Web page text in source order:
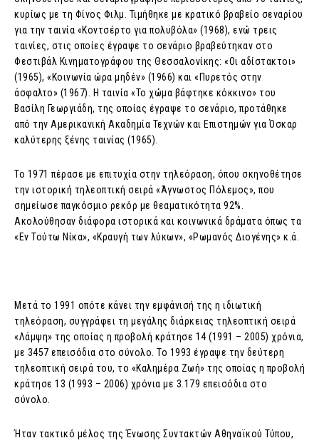
κυρίως με τη Φίνος Φιλμ. Τιμήθηκε με κρατικό βραβείο σεναρίου
για την ταινία «Κοντσέρτο για πολυβόλα» (1968), ενώ τρεις
ταινίες, στις οποίες έγραψε το σενάριο βραβεύτηκαν στο
Φεστιβάλ Κινηματογράφου της Θεσσαλονίκης: «Οι αδίστακτοι»
(1965), «Κοινωνία ώρα μηδέν» (1966) και «Πυρετός στην
άσφαλτο» (1967). Η ταινία «Το χώμα βάφτηκε κόκκινο» του
Βασίλη Γεωργιάδη, της οποίας έγραψε το σενάριο, προτάθηκε
από την Αμερικανική Ακαδημία Τεχνών και Επιστημών για Όσκαρ
καλύτερης ξένης ταινίας (1965).
Το 1971 πέρασε με επιτυχία στην τηλεόραση, όπου σκηνοθέτησε
την ιστορική τηλεοπτική σειρά «Άγνωστος Πόλεμος», που
σημείωσε παγκόσμιο ρεκόρ με θεαματικότητα 92%.
Ακολούθησαν διάφορα ιστορικά και κοινωνικά δράματα όπως τα
«Εν Τούτω Νίκα», «Κραυγή των λύκων», «Ρωμανός Διογένης» κ.ά.
Μετά το 1991 οπότε κάνει την εμφάνισή της η ιδιωτική
τηλεόραση, συγγράφει τη μεγάλης διάρκειας τηλεοπτική σειρά
«Λάμψη» της οποίας η προβολή κράτησε 14 (1991 – 2005) χρόνια,
με 3457 επεισόδια στο σύνολο. Το 1993 έγραψε την δεύτερη
τηλεοπτική σειρά του, το «Καλημέρα Ζωή» της οποίας η προβολή
κράτησε 13 (1993 – 2006) χρόνια με 3.179 επεισόδια στο
σύνολο.
Ήταν τακτικό μέλος της Ένωσης Συντακτών Αθηναϊκού Τύπου,